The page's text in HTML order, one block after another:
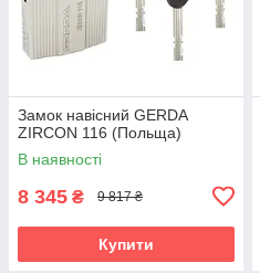
Замок навісний GERDA
ZIRCON 116 (Польща)
В наявності
8 345 ₴ 9 817 ₴
Купити